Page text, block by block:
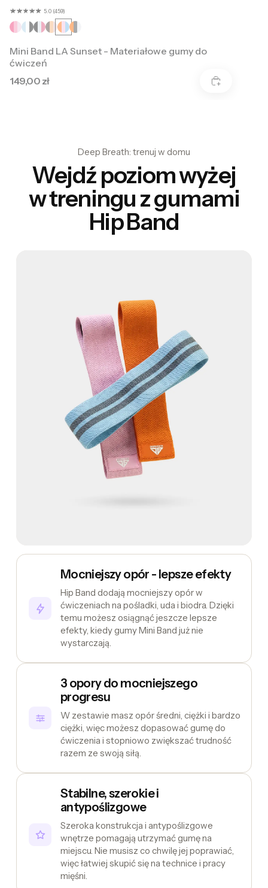
5.0 (459)
Mini Band LA Sunset - Materiałowe gumy do
ćwiczeń
Cena
149,00 zł
Deep Breath: trenuj w domu
Wejdź poziom wyżej
w treningu z gumami
Hip Band
Mocniejszy opór - lepsze efekty
Hip Band dodają mocniejszy opór w
ćwiczeniach na pośladki, uda i biodra. Dzięki
temu możesz osiągnąć jeszcze lepsze
efekty, kiedy gumy Mini Band już nie
wystarczają.
3 opory do mocniejszego
progresu
W zestawie masz opór średni, ciężki i bardzo
ciężki, więc możesz dopasować gumę do
ćwiczenia i stopniowo zwiększać trudność
razem ze swoją siłą.
Stabilne, szerokie i
antypoślizgowe
Szeroka konstrukcja i antypoślizgowe
wnętrze pomagają utrzymać gumę na
miejscu. Nie musisz co chwilę jej poprawiać,
więc łatwiej skupić się na technice i pracy
mięśni.